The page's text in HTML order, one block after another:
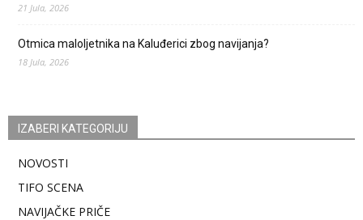
21 Jula, 2026
Otmica maloljetnika na Kaluđerici zbog navijanja?
18 Jula, 2026
IZABERI KATEGORIJU
NOVOSTI
TIFO SCENA
NAVIJAČKE PRIČE